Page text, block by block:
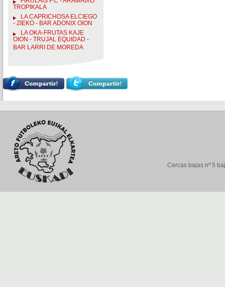
TROPIKALA
LA CAPRICHOSA ELCIEGO
- ZIEKO - BAR ADONIX OION
LA OKA-FRUTAS KAJE
OION - TRUJAL EQUIDAD -
BAR LARRI DE MOREDA
Cercas bajas nº 5